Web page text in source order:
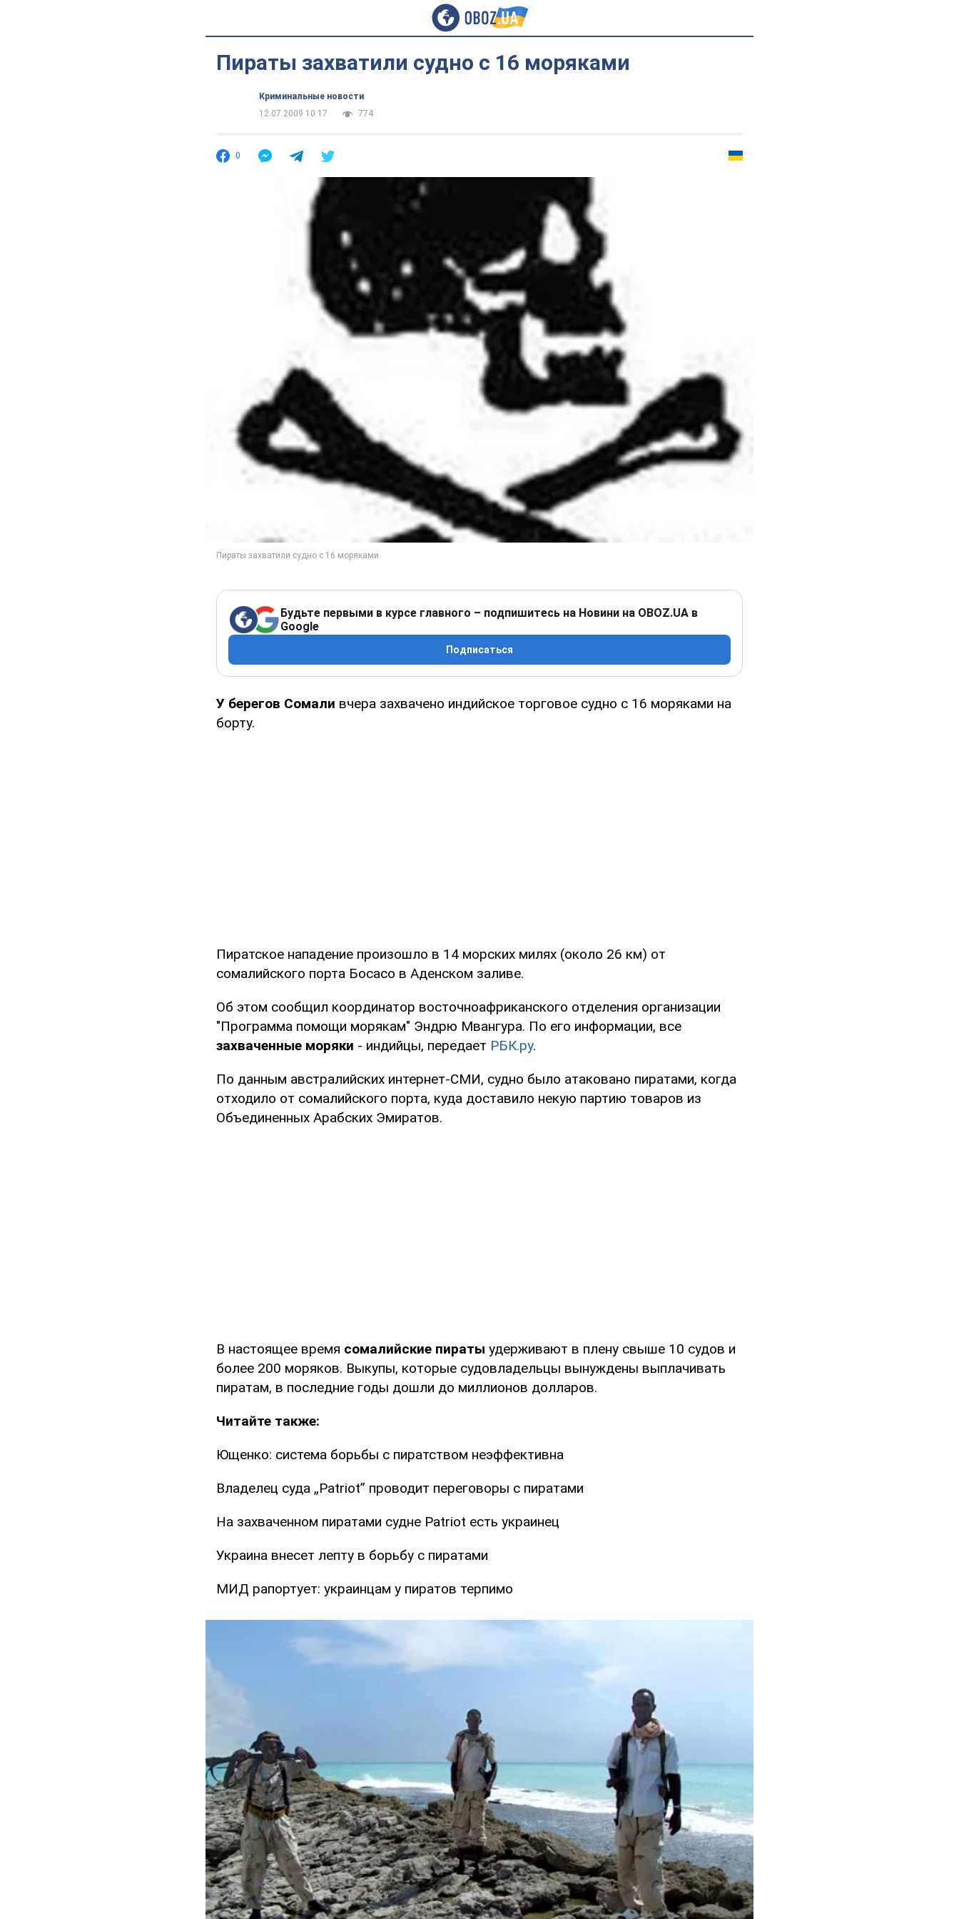
Пираты захватили судно с 16 моряками
Криминальные новости
12.07.2009 10:17
774
0
Будьте первыми в курсе главного – подпишитесь на Новини на OBOZ.UA в
Google
Подписаться
У берегов Сомали вчера захвачено индийское торговое судно с 16 моряками на
борту.
Пиратское нападение произошло в 14 морских милях (около 26 км) от
сомалийского порта Босасо в Аденском заливе.
Об этом сообщил координатор восточноафриканского отделения организации
"Программа помощи морякам" Эндрю Мвангура. По его информации, все
захваченные моряки - индийцы, передает РБК.ру.
По данным австралийских интернет-СМИ, судно было атаковано пиратами, когда
отходило от сомалийского порта, куда доставило некую партию товаров из
Объединенных Арабских Эмиратов.
В настоящее время сомалийские пираты удерживают в плену свыше 10 судов и
более 200 моряков. Выкупы, которые судовладельцы вынуждены выплачивать
пиратам, в последние годы дошли до миллионов долларов.
Читайте также:
Ющенко: система борьбы с пиратством неэффективна
Владелец суда „Patriot” проводит переговоры с пиратами
На захваченном пиратами судне Patriot есть украинец
Украина внесет лепту в борьбу с пиратами
МИД рапортует: украинцам у пиратов терпимо